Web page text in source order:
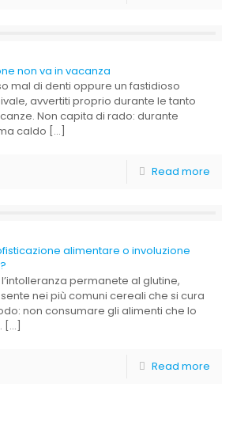
non va in vacanza
mal di denti oppure un fastidioso
avvertiti proprio durante le tanto
Non capita di rado: durante
caldo […]
Read more
alimentare o involuzione
permanete al glutine,
nei più comuni cereali che si cura
non consumare gli alimenti che lo
[…]
Read more